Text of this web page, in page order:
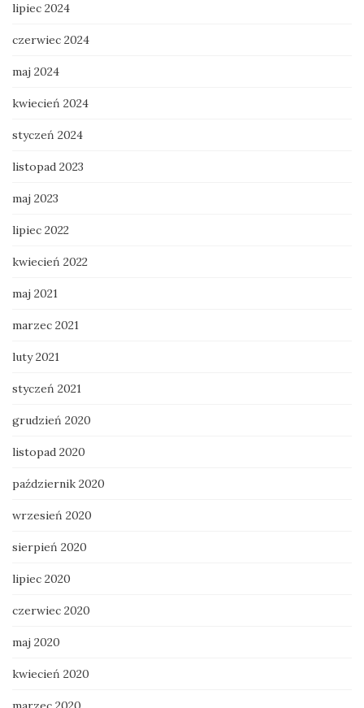
lipiec 2024
czerwiec 2024
maj 2024
kwiecień 2024
styczeń 2024
listopad 2023
maj 2023
lipiec 2022
kwiecień 2022
maj 2021
marzec 2021
luty 2021
styczeń 2021
grudzień 2020
listopad 2020
październik 2020
wrzesień 2020
sierpień 2020
lipiec 2020
czerwiec 2020
maj 2020
kwiecień 2020